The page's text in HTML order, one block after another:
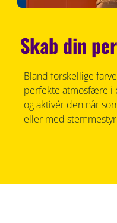
Skab din
Bland forskellige
perfekte atmosfære i
og aktivér den når
eller med